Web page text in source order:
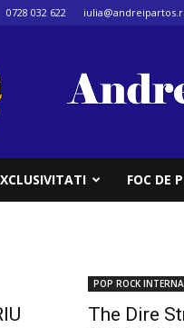
0728 032 622
FOC DE
POP ROCK
The Dire